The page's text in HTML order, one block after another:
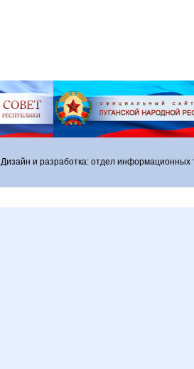
Дизайн и разработка: отдел информационных